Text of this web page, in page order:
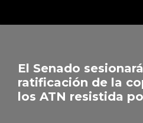
El Senado
ratificación de la
los ATN resistida